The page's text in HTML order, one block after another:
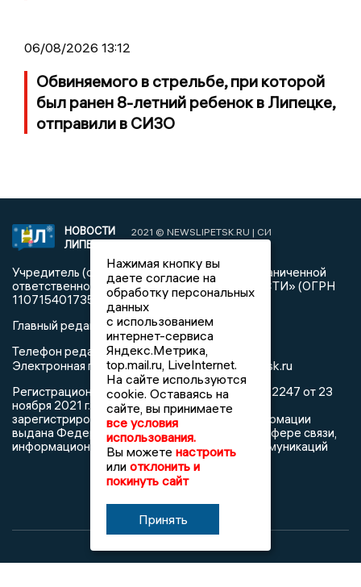
06/08/2026 13:12
Обвиняемого в стрельбе, при которой
был ранен 8-летний ребенок в Липецке,
отправили в СИЗО
НОВОСТИ
ЛИПЕЦКА
2021 © NEWSLIPETSK.RU | СИ
Учредитель (соучредители): Общество с ограниченной
ответственностью «РЕГИОНАЛЬНЫЕ НОВОСТИ» (ОГРН
1107154017354)
Главный редактор: Герцог Е.Г.
Телефон редакции: +7 903 699 9427
Электронная почта редакции:info@newslipetsk.ru
Регистрационный номер: серия Эл № ФС77-82247 от 23
ноября 2021 г. согласно выписке из реестра
зарегистрированных средств массовой информации
выдана Федеральной службой по надзору в сфере связи,
информационных технологий и массовых коммуникаций
Нажимая кнопку вы
даете согласие на
обработку персональных
данных
с использованием
интернет-сервиса
Яндекс.Метрика,
top.mail.ru, LiveInternet.
На сайте используются
cookie. Оставаясь на
сайте, вы принимаете
все условия
использования.
Вы можете настроить
или отклонить и
покинуть сайт
Принять